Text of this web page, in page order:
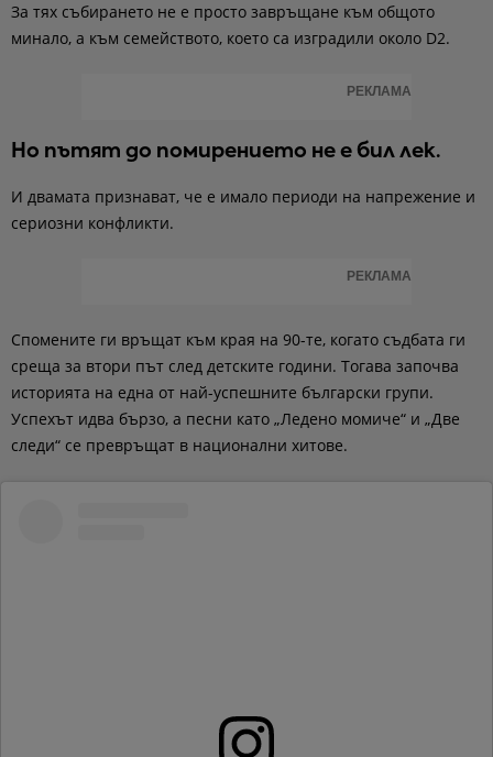
За тях събирането не е просто завръщане към общото
минало, а към семейството, което са изградили около D2.
РЕКЛАМА
Но пътят до помирението не е бил лек.
И двамата признават, че е имало периоди на напрежение и
сериозни конфликти.
РЕКЛАМА
Спомените ги връщат към края на 90-те, когато съдбата ги
среща за втори път след детските години. Тогава започва
историята на една от най-успешните български групи.
Успехът идва бързо, а песни като „Ледено момиче“ и „Две
следи“ се превръщат в национални хитове.